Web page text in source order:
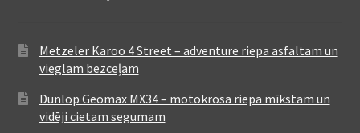
Metzeler Karoo 4 Street – adventure riepa asfaltam un
vieglam bezceļam
Dunlop Geomax MX34 – motokrosa riepa mīkstam un
vidēji cietam segumam